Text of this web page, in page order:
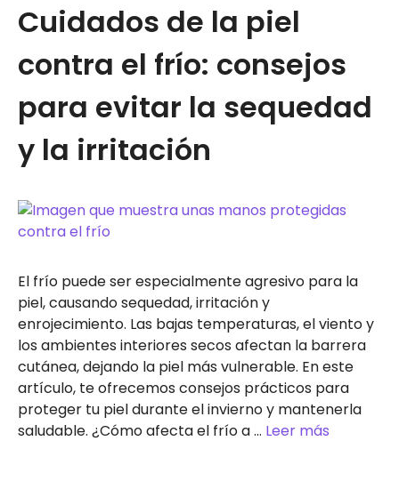
Cuidados de la piel
contra el frío: consejos
para evitar la sequedad
y la irritación
El frío puede ser especialmente agresivo para la
piel, causando sequedad, irritación y
enrojecimiento. Las bajas temperaturas, el viento y
los ambientes interiores secos afectan la barrera
cutánea, dejando la piel más vulnerable. En este
artículo, te ofrecemos consejos prácticos para
proteger tu piel durante el invierno y mantenerla
saludable. ¿Cómo afecta el frío a … Leer más